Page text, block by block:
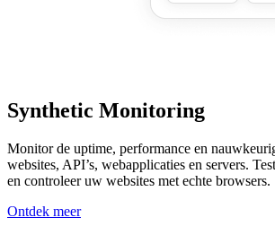
Synthetic Monitoring
Monitor de uptime, performance en
websites, API’s, webapplicaties en servers.
en controleer uw websites met echte browsers.
Ontdek meer